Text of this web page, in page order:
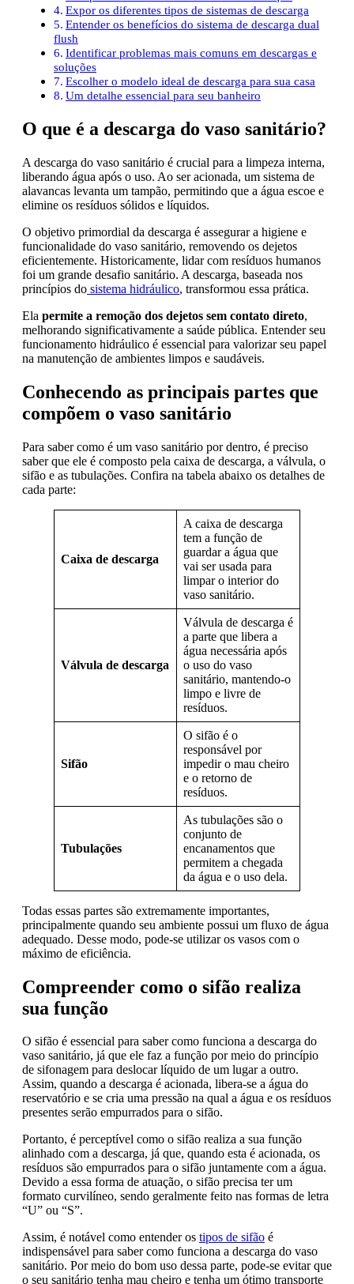
Expor os diferentes tipos de sistemas de descarga
Entender os benefícios do sistema de descarga dual
flush
Identificar problemas mais comuns em descargas e
soluções
Escolher o modelo ideal de descarga para sua casa
Um detalhe essencial para seu banheiro
O que é a descarga do vaso sanitário?
A descarga do vaso sanitário é crucial para a limpeza interna,
liberando água após o uso. Ao ser acionada, um sistema de
alavancas levanta um tampão, permitindo que a água escoe e
elimine os resíduos sólidos e líquidos.
O objetivo primordial da descarga é assegurar a higiene e
funcionalidade do vaso sanitário, removendo os dejetos
eficientemente. Historicamente, lidar com resíduos humanos
foi um grande desafio sanitário. A descarga, baseada nos
princípios do sistema hidráulico, transformou essa prática.
Ela permite a remoção dos dejetos sem contato direto,
melhorando significativamente a saúde pública. Entender seu
funcionamento hidráulico é essencial para valorizar seu papel
na manutenção de ambientes limpos e saudáveis.
Conhecendo as principais partes que
compõem o vaso sanitário
Para saber como é um vaso sanitário por dentro, é preciso
saber que ele é composto pela caixa de descarga, a válvula, o
sifão e as tubulações. Confira na tabela abaixo os detalhes de
cada parte:
Caixa de descarga
A caixa de descarga
tem a função de
guardar a água que
vai ser usada para
limpar o interior do
vaso sanitário.
Válvula de descarga
Válvula de descarga é
a parte que libera a
água necessária após
o uso do vaso
sanitário, mantendo-o
limpo e livre de
resíduos.
Sifão
O sifão é o
responsável por
impedir o mau cheiro
e o retorno de
resíduos.
Tubulações
As tubulações são o
conjunto de
encanamentos que
permitem a chegada
da água e o uso dela.
Todas essas partes são extremamente importantes,
principalmente quando seu ambiente possui um fluxo de água
adequado. Desse modo, pode-se utilizar os vasos com o
máximo de eficiência.
Compreender como o sifão realiza
sua função
O sifão é essencial para saber como funciona a descarga do
vaso sanitário, já que ele faz a função por meio do princípio
de sifonagem para deslocar líquido de um lugar a outro.
Assim, quando a descarga é acionada, libera-se a água do
reservatório e se cria uma pressão na qual a água e os resíduos
presentes serão empurrados para o sifão.
Portanto, é perceptível como o sifão realiza a sua função
alinhado com a descarga, já que, quando esta é acionada, os
resíduos são empurrados para o sifão juntamente com a água.
Devido a essa forma de atuação, o sifão precisa ter um
formato curvilíneo, sendo geralmente feito nas formas de letra
“U” ou “S”.
Assim, é notável como entender os tipos de sifão é
indispensável para saber como funciona a descarga do vaso
sanitário. Por meio do bom uso dessa parte, pode-se evitar que
o seu sanitário tenha mau cheiro e tenha um ótimo transporte